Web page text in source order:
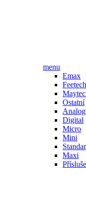
menu
Emax
Feetech
Ostatní
Analog
Digital
Micro
Mini
Maxi